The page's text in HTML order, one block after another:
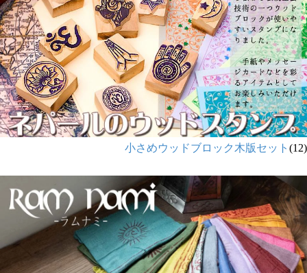
小さめウッドブロック木版セット (12)